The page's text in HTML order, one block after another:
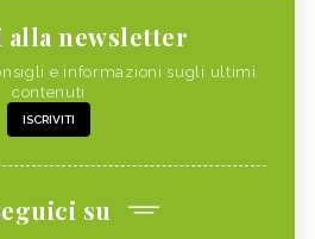
newsletter
e informazioni sugli ultimi
contenuti
ISCRIVITI
su